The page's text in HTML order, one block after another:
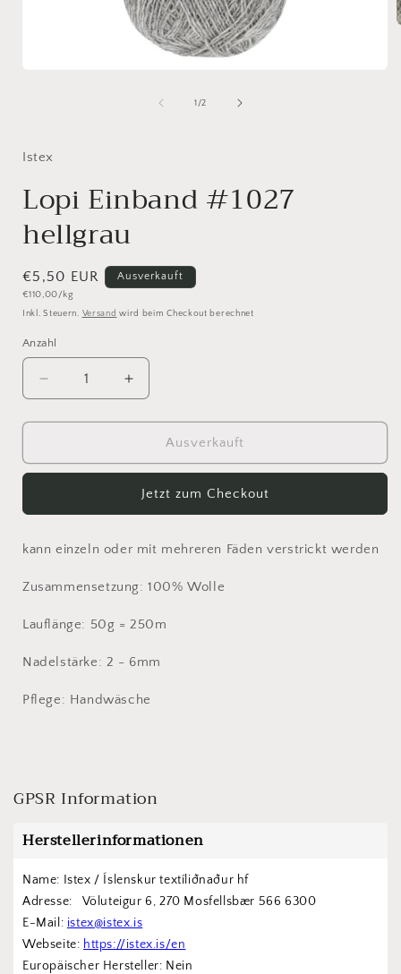
1 /von
2
Istex
Lopi Einband #1027
hellgrau
Normaler
Preis
€5,50 EUR
Grundpreis
€110,00/kg
Ausverkauft
Inkl. Steuern. Versand wird beim Checkout berechnet
Anzahl
Anzahl
Verringere
die
Menge
Lopi
hellgrau
Erhöhe
die
Menge
Lopi
#1027
hellgrau
Ausverkauft
Jetzt zum Checkout
kann einzeln oder mit mehreren Fäden verstrickt werden
Zusammensetzung: 100% Wolle
Lauflänge: 50g = 250m
Nadelstärke: 2 - 6mm
Pflege: Handwäsche
GPSR Information
Herstellerinformationen
Name: Istex / Íslenskur textíliðnaður hf
Adresse:   Völuteigur 6, 270 Mosfellsbær 566 6300
E-Mail: istex@istex.is
Webseite: https://istex.is/en
Europäischer Hersteller: Nein